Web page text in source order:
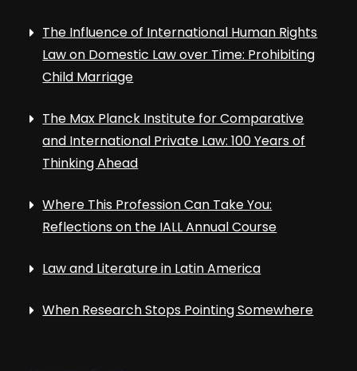
The Influence of International Human Rights
Law on Domestic Law over Time: Prohibiting
Child Marriage
The Max Planck Institute for Comparative
and International Private Law: 100 Years of
Thinking Ahead
Where This Profession Can Take You:
Reflections on the IALL Annual Course
Law and Literature in Latin America
When Research Stops Pointing Somewhere